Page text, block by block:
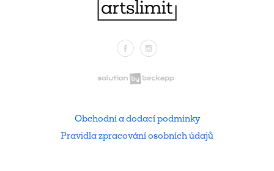
FacebookInstagram
Obchodní a dodací podmínky
Pravidla zpracování osobních údajů